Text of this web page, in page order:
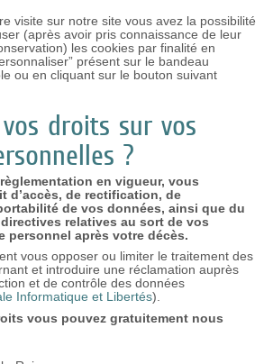
visite sur notre site vous avez la possibilité
(après avoir pris connaissance de leur
les cookies par finalité en
présent sur le bandeau
ou en cliquant sur le bouton suivant
droits sur vos
?
en vigueur, vous
d’accès, de rectification, de
de vos données, ainsi que du
relatives au sort de vos
personnel après votre décès.
vous opposer ou limiter le traitement des
et introduire une réclamation auprès
et de contrôle des données
Informatique et Libertés).
vous pouvez gratuitement nous